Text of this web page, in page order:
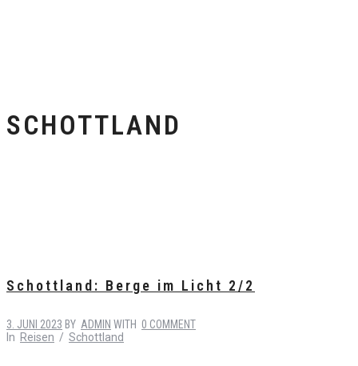
SCHOTTLAND
Schottland: Berge im Licht 2/2
3. JUNI 2023 BY ADMIN WITH 0 COMMENT
In Reisen / Schottland